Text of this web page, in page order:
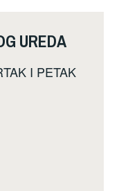
UREDA
I PETAK